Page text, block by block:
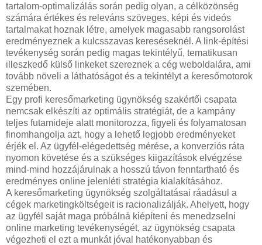
tartalom-optimalizálás során pedig olyan, a célközönség
számára értékes és releváns szöveges, képi és videós
tartalmakat hoznak létre, amelyek magasabb rangsorolást
eredményeznek a kulcsszavas kereséseknél. A link-építési
tevékenység során pedig magas tekintélyű, tematikusan
illeszkedő külső linkeket szereznek a cég weboldalára, ami
tovább növeli a láthatóságot és a tekintélyt a keresőmotorok
szemében.
Egy profi keresőmarketing ügynökség szakértői csapata
nemcsak elkészíti az optimális stratégiát, de a kampány
teljes futamideje alatt monitorozza, figyeli és folyamatosan
finomhangolja azt, hogy a lehető legjobb eredményeket
érjék el. Az ügyfél-elégedettség mérése, a konverziós ráta
nyomon követése és a szükséges kiigazítások elvégzése
mind-mind hozzájárulnak a hosszú távon fenntartható és
eredményes online jelenléti stratégia kialakításához.
A keresőmarketing ügynökség szolgáltatásai ráadásul a
cégek marketingköltségeit is racionalizálják. Ahelyett, hogy
az ügyfél saját maga próbálná kiépíteni és menedzselni
online marketing tevékenységét, az ügynökség csapata
végezheti el ezt a munkát jóval hatékonyabban és